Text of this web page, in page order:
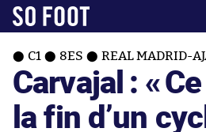
C1 8ES REAL MADRID-
Carvajal : «
la fin d’un